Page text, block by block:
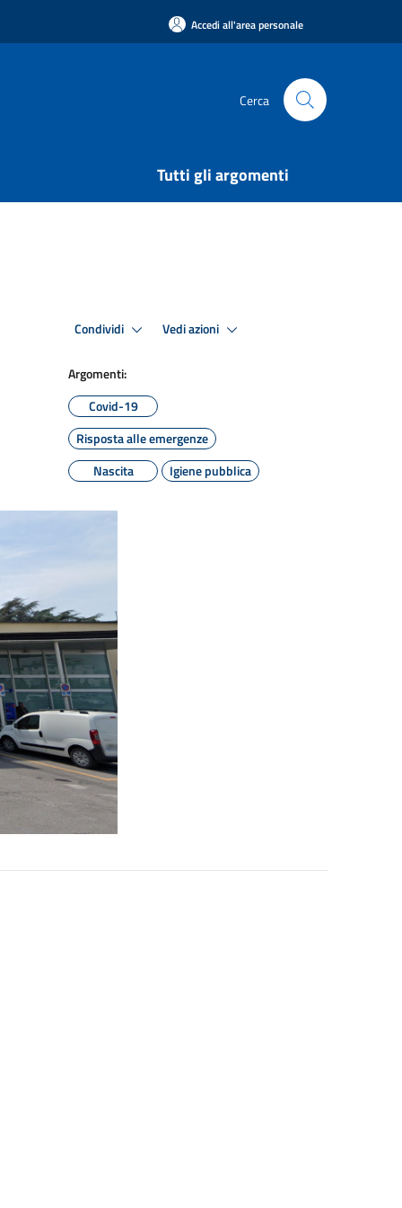
Accedi all'area personale
Cerca
Tutti gli argomenti
Condividi Vedi azioni
Argomenti:
Covid-19
Risposta alle emergenze
Nascita
Igiene pubblica